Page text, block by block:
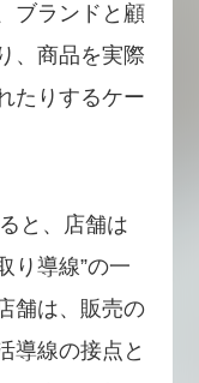
ブランドと顧
、商品を実際
たりするケー
と、店舗は
り導線”の一
舗は、販売の
導線の接点と